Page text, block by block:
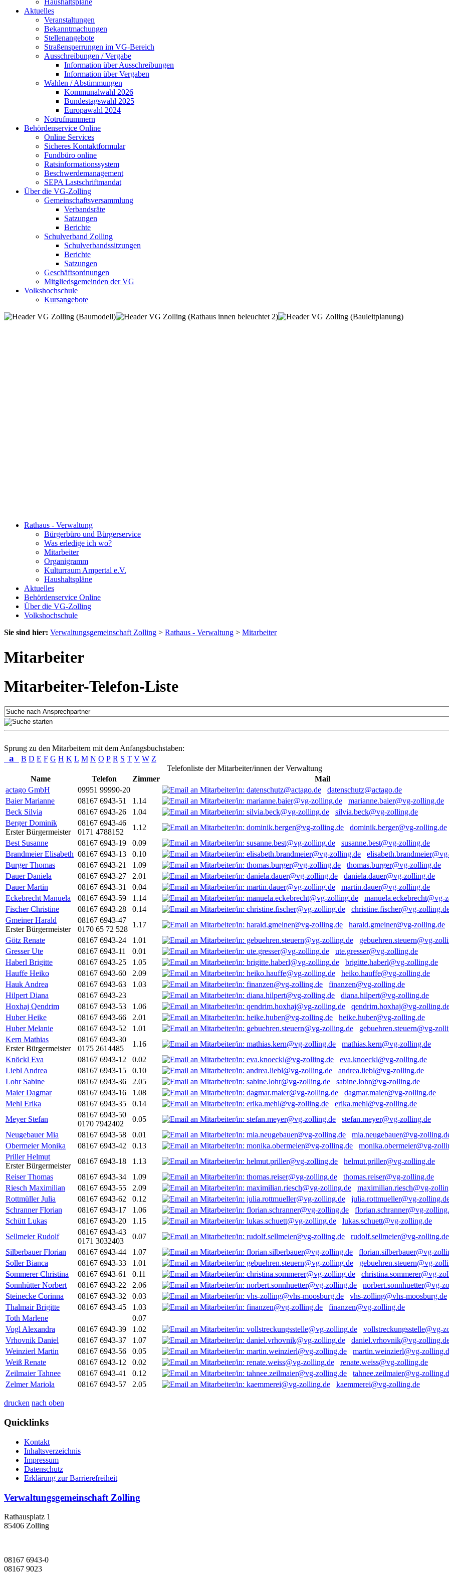
Haushaltspläne
Aktuelles
Veranstaltungen
Bekanntmachungen
Stellenangebote
Straßensperrungen im VG-Bereich
Ausschreibungen / Vergabe
Information über Ausschreibungen
Information über Vergaben
Wahlen / Abstimmungen
Kommunalwahl 2026
Bundestagswahl 2025
Europawahl 2024
Notrufnummern
Behördenservice Online
Online Services
Sicheres Kontaktformular
Fundbüro online
Ratsinformationssystem
Beschwerdemanagement
SEPA Lastschriftmandat
Über die VG-Zolling
Gemeinschaftsversammlung
Verbandsräte
Satzungen
Berichte
Schulverband Zolling
Schulverbandssitzungen
Berichte
Satzungen
Geschäftsordnungen
Mitgliedsgemeinden der VG
Volkshochschule
Kursangebote
Rathaus - Verwaltung
Bürgerbüro und Bürgerservice
Was erledige ich wo?
Mitarbeiter
Organigramm
Kulturraum Ampertal e.V.
Haushaltspläne
Aktuelles
Behördenservice Online
Über die VG-Zolling
Volkshochschule
Sie sind hier: Verwaltungsgemeinschaft Zolling > Rathaus - Verwaltung > Mitarbeiter
Mitarbeiter
Mitarbeiter-Telefon-Liste
Sprung zu den Mitarbeitern mit dem Anfangsbuchstaben:
a B D E F G H K L M N O P R S T V W Z
Telefonliste der Mitarbeiter/innen der Verwaltung
Name
Telefon Zimmer
Mail
actago GmbH
09951 99990-20
datenschutz@actago.de
Baier Marianne
08167 6943-51 1.14
marianne.baier@vg-zolling.de
Beck Silvia
08167 6943-26 1.04
silvia.beck@vg-zolling.de
Berger Dominik
Erster Bürgermeister
08167 6943-46
0171 4788152
1.12
dominik.berger@vg-zolling.de
Best Susanne
08167 6943-19 0.09
susanne.best@vg-zolling.de
Brandmeier Elisabeth 08167 6943-13 0.10
Burger Thomas
08167 6943-21 1.09
thomas.burger@vg-zolling.de
Dauer Daniela
08167 6943-27 2.01
daniela.dauer@vg-zolling.de
Dauer Martin
08167 6943-31 0.04
martin.dauer@vg-zolling.de
Eckebrecht Manuela
08167 6943-59 1.14
manuela.eckebrecht@vg-
Fischer Christine
08167 6943-28 0.14
christine.fischer@vg-
Gmeiner Harald
Erster Bürgermeister
08167 6943-47
0170 65 72 528
1.17
harald.gmeiner@vg-zolling.de
Götz Renate
08167 6943-24 1.01
gebuehren.steuern@vg-
Gresser Ute
08167 6943-11 0.01
ute.gresser@vg-zolling.de
Haberl Brigitte
08167 6943-25 1.05
brigitte.haberl@vg-zolling.de
Hauffe Heiko
08167 6943-60 2.09
heiko.hauffe@vg-zolling.de
Hauk Andrea
08167 6943-63 1.03
finanzen@vg-zolling.de
Hilpert Diana
08167 6943-23
diana.hilpert@vg-zolling.de
Hoxhaj Qendrim
08167 6943-53 1.06
qendrim.hoxhaj@vg-
Huber Heike
08167 6943-66 2.01
heike.huber@vg-zolling.de
Huber Melanie
08167 6943-52 1.01
gebuehren.steuern@vg-
Kern Mathias
Erster Bürgermeister
08167 6943-30
0175 2614485
1.16
mathias.kern@vg-zolling.de
Knöckl Eva
08167 6943-12 0.02
eva.knoeckl@vg-zolling.de
Liebl Andrea
08167 6943-15 0.10
andrea.liebl@vg-zolling.de
Lohr Sabine
08167 6943-36 2.05
sabine.lohr@vg-zolling.de
Maier Dagmar
08167 6943-16 1.08
dagmar.maier@vg-zolling.de
Mehl Erika
08167 6943-35 0.14
erika.mehl@vg-zolling.de
Meyer Stefan
08167 6943-50
0170 7942402
0.05
stefan.meyer@vg-zolling.de
Neugebauer Mia
08167 6943-58 0.01
mia.neugebauer@vg-
Obermeier Monika
08167 6943-42 0.13
monika.obermeier@vg-
Priller Helmut
Erster Bürgermeister
08167 6943-18 1.13
helmut.priller@vg-zolling.de
Reiser Thomas
08167 6943-34 1.09
thomas.reiser@vg-zolling.de
Riesch Maximilian
08167 6943-55 2.09
maximilian.riesch@vg-
Rottmüller Julia
08167 6943-62 0.12
julia.rottmueller@vg-
Schranner Florian
08167 6943-17 1.06
florian.schranner@vg-
Schütt Lukas
08167 6943-20 1.15
lukas.schuett@vg-zolling.de
Sellmeier Rudolf
08167 6943-43
0171 3032403
0.07
rudolf.sellmeier@vg-zolling.de
Silberbauer Florian
08167 6943-44 1.07
florian.silberbauer@vg-
Soller Bianca
08167 6943-33 1.01
gebuehren.steuern@vg-
Sommerer Christina
08167 6943-61 0.11
christina.sommerer@vg-
Sonnhütter Norbert
08167 6943-22 2.06
norbert.sonnhuetter@vg-
Steinecke Corinna
08167 6943-32 0.03
vhs-zolling@vhs-moosburg.de
Thalmair Brigitte
08167 6943-45 1.03
finanzen@vg-zolling.de
Toth Marlene
0.07
Vogl Alexandra
08167 6943-39 1.02
vollstreckungsstelle@vg-
Vrhovnik Daniel
08167 6943-37 1.07
daniel.vrhovnik@vg-
Weinzierl Martin
08167 6943-56 0.05
martin.weinzierl@vg-
Weiß Renate
08167 6943-12 0.02
renate.weiss@vg-zolling.de
Zeilmaier Tahnee
08167 6943-41 0.12
tahnee.zeilmaier@vg-
Zelmer Mariola
08167 6943-57 2.05 kaemmerei@vg-zolling.de
drucken nach oben
Quicklinks
Kontakt
Inhaltsverzeichnis
Impressum
Datenschutz
Erklärung zur Barrierefreiheit
Verwaltungsgemeinschaft Zolling
Rathausplatz 1
85406 Zolling
08167 6943-0
08167 9023